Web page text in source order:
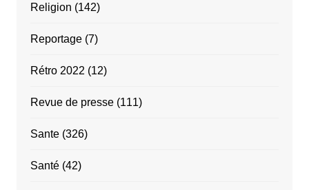
Religion (142)
Reportage(7)
Rétro 2022 (12)
Revue de presse(111)
Sante(326)
Santé(42)